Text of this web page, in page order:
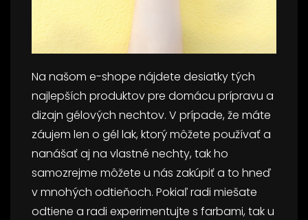
Na našom e-shope nájdete desiatky tých
najlepších produktov pre domácu prípravu a
dizajn gélových nechtov. V prípade, že máte
záujem len o gél lak, ktorý môžete používať a
nanášať aj na vlastné nechty, tak ho
samozrejme môžete u nás zakúpiť a to hneď
v mnohých odtieňoch. Pokiaľ radi miešate
odtiene a radi experimentujte s farbami, tak u